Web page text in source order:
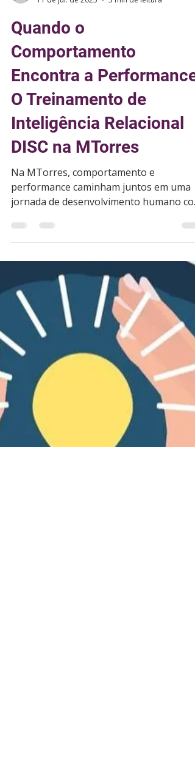
Instituto Kaz
Quando o
Comportamento
Encontra a Performance:
O Treinamento de
Inteligência Relacional
DISC na MTorres
jornada de desenvolvimento humano com
o Instituto Kaz. O Treinamento de
Inteligência Relacional com DISC
proporcionou uma experiência prática de
autoconhecimento, comunicação
estratégica e construção de relações mais
empáticas. Neste artigo, mostramos
foi essa imersão e porque ela faz a
diferença no ambiente corporativo.